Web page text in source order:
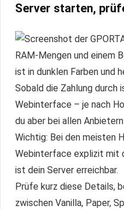
Server starten,
Sobald die Zahlung durch
Webinterface – je nach
du aber bei allen
Wichtig: Bei den meisten
Webinterface explizit mit
ist dein Server erreichbar.
Prüfe kurz diese Details,
zwischen Vanilla, Paper,